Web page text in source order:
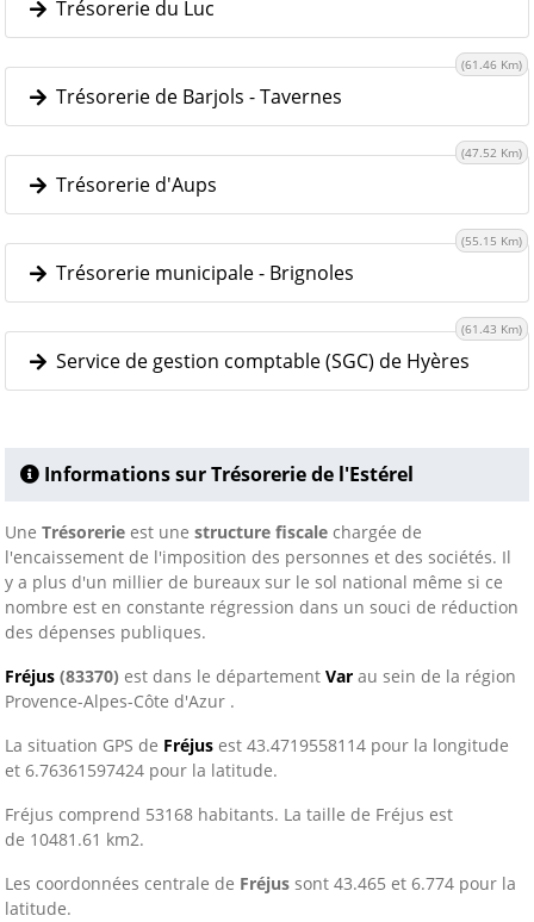
Trésorerie du Luc
Trésorerie de Barjols - Tavernes
(61.46 Km)
Trésorerie d'Aups
(47.52 Km)
Trésorerie municipale - Brignoles
(55.15 Km)
Service de gestion comptable (SGC) de Hyères
(61.43 Km)
Informations sur Trésorerie de l'Estérel
Une Trésorerie est une structure fiscale chargée de
l'encaissement de l'imposition des personnes et des sociétés. Il
y a plus d'un millier de bureaux sur le sol national même si ce
nombre est en constante régression dans un souci de réduction
des dépenses publiques.
Fréjus (83370) est dans le département Var au sein de la région
Provence-Alpes-Côte d'Azur .
La situation GPS de Fréjus est 43.4719558114 pour la longitude
et 6.76361597424 pour la latitude.
Fréjus comprend 53168 habitants. La taille de Fréjus est
de 10481.61 km2.
Les coordonnées centrale de Fréjus sont 43.465 et 6.774 pour la
latitude.